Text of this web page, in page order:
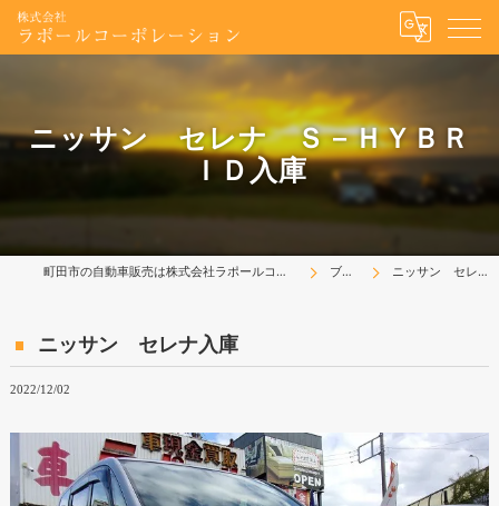
ニッサン セレナ Ｓ－ＨＹＢＲ
ＩＤ入庫
町田市の自動車販売は株式会社ラポールコーポレーション ブログ ニッサン セレナ入庫
ニッサン セレナ入庫
2022/12/02